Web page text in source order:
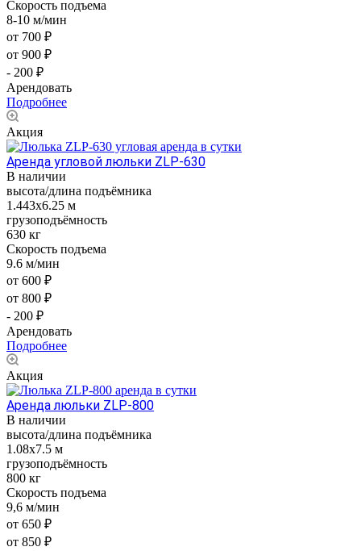
Скорость подъема
8-10 м/мин
от 700 ₽
от 900 ₽
- 200 ₽
Арендовать
Подробнее
Акция
Аренда угловой люльки ZLP-630
В наличии
высота/длина подъёмника
1.443x6.25 м
грузоподъёмность
630 кг
Скорость подъема
9.6 м/мин
от 600 ₽
от 800 ₽
- 200 ₽
Арендовать
Подробнее
Акция
Аренда люльки ZLP-800
В наличии
высота/длина подъёмника
1.08x7.5 м
грузоподъёмность
800 кг
Скорость подъема
9,6 м/мин
от 650 ₽
от 850 ₽